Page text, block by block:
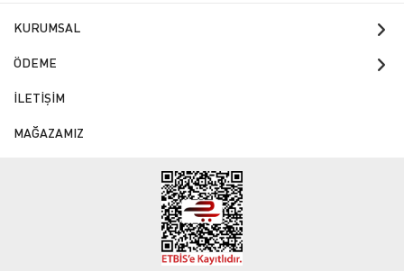
KURUMSAL
ÖDEME
İLETİŞİM
MAĞAZAMIZ